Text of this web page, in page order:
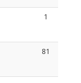
1
81